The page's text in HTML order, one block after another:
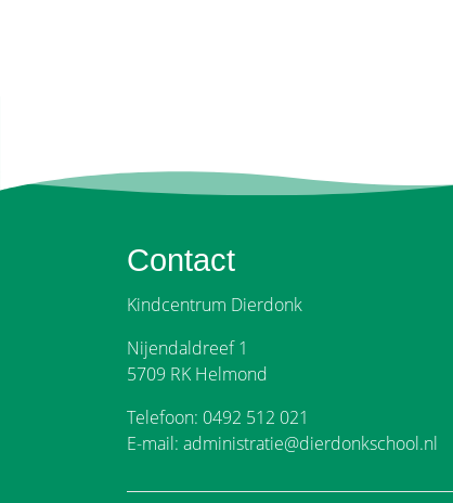
Contact
Kindcentrum Dierdonk
Nijendaldreef 1
5709 RK Helmond
Telefoon: 0492 512 021
E-mail: administratie@dierdonkschool.nl